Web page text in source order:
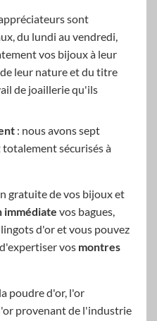
sont
du lundi au vendredi,
vos bijoux à leur
leur nature et du titre
de joaillerie qu'ils
: nous avons sept
sécurisés à
gratuite de vos bijoux et
immédiate vos bagues,
d'or et vous pouvez
vos montres
poudre d'or, l'or
provenant de l'industrie